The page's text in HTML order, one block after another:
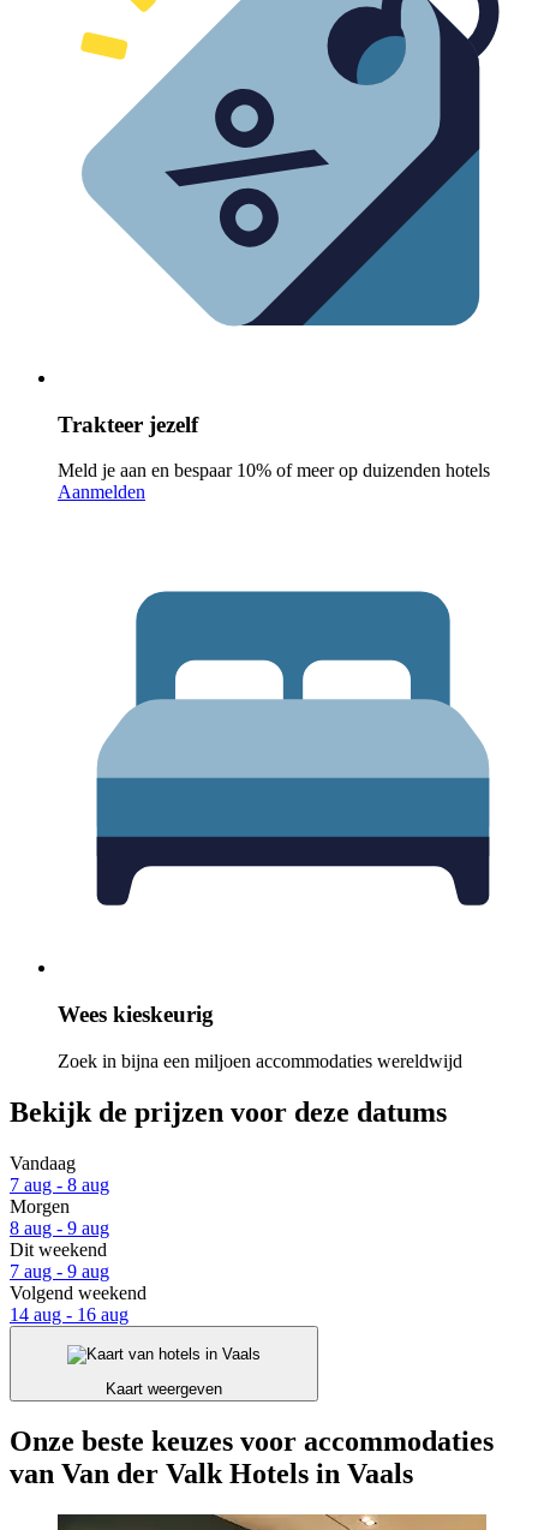
Trakteer jezelf
Meld je aan en bespaar 10% of meer op duizenden hotels
Aanmelden
Wees kieskeurig
Zoek in bijna een miljoen accommodaties wereldwijd
Bekijk de prijzen voor deze datums
Vandaag
7 aug - 8 aug
Morgen
8 aug - 9 aug
Dit weekend
7 aug - 9 aug
Volgend weekend
14 aug - 16 aug
Kaart weergeven
Onze beste keuzes voor accommodaties
van Van der Valk Hotels in Vaals